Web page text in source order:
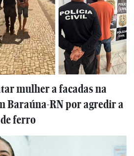
mulher a facadas na
Baraúna-RN por agredir a
ferro